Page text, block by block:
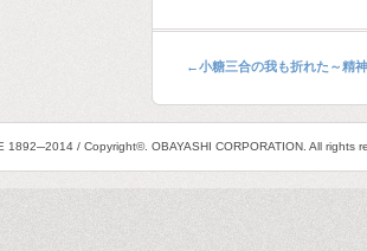
←小糖三合の我も折れた～精
1892─2014 / Copyright©. OBAYASHI CORPORATION. All rights